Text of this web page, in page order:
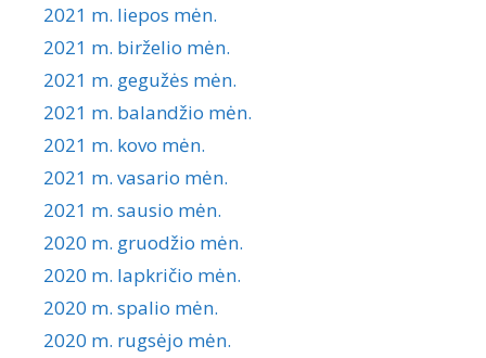
2021 m. liepos mėn.
2021 m. birželio mėn.
2021 m. gegužės mėn.
2021 m. balandžio mėn.
2021 m. kovo mėn.
2021 m. vasario mėn.
2021 m. sausio mėn.
2020 m. gruodžio mėn.
2020 m. lapkričio mėn.
2020 m. spalio mėn.
2020 m. rugsėjo mėn.